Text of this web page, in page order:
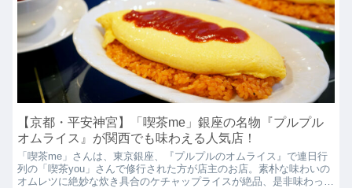
【京都・平安神宮】「喫茶me」銀座の名物『プルプル
オムライス』が関西でも味わえる人気店！
「喫茶me」さんは、東京銀座、『プルプルのオムライス』で連日行
列の「喫茶you」さんで修行された方が店主のお店。素朴な味わいの
オムレツに絶妙な炊き具合のケチャップライスが絶品、是非味わって